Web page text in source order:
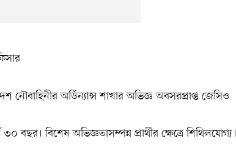
নৌবাহিনীর অর্ডিন্যান্স শাখার অভিজ্ঞ অবসরপ্রাপ্ত জেসিও
বছর। বিশেষ অভিজ্ঞতাসম্পন্ন প্রার্থীর ক্ষেত্রে শিথিলযোগ্য।